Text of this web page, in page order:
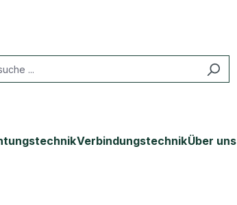
VerbindungstechnikÜber uns